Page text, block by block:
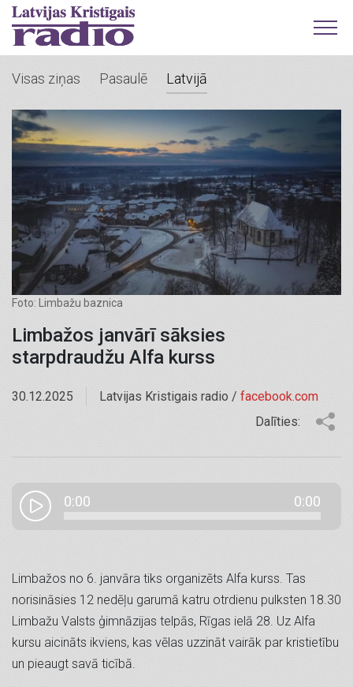
Visas ziņas Pasaulē Latvijā
Foto: Limbažu baznica
Limbažos janvārī sāksies
starpdraudžu Alfa kurss
30.12.2025 Latvijas Kristigais radio / facebook.com
Dalīties:
0:00 0:00
Limbažos no 6. janvāra tiks organizēts Alfa kurss. Tas
norisināsies 12 nedēļu garumā katru otrdienu pulksten 18.30
Limbažu Valsts ģimnāzijas telpās, Rīgas ielā 28. Uz Alfa
kursu aicināts ikviens, kas vēlas uzzināt vairāk par kristietību
un pieaugt savā ticībā.